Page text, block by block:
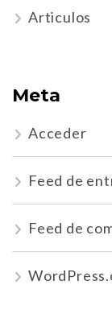
Articulos
Meta
Acceder
Feed de
Feed de